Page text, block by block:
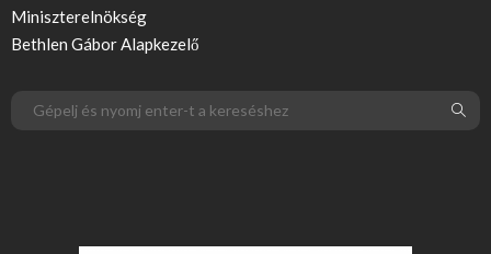
Miniszterelnökség
Bethlen Gábor Alapkezelő